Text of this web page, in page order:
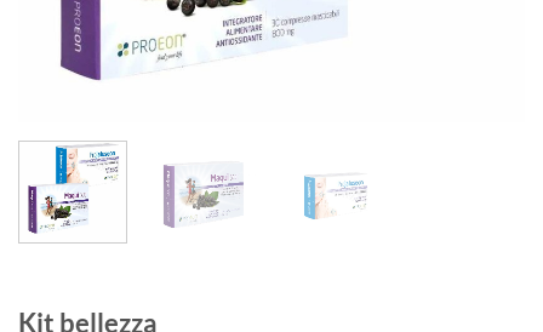
Kit bellezza